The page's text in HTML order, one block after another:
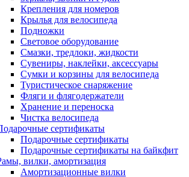
Крепления для номеров
Крылья для велосипеда
Подножки
Световое оборудование
Смазки, тредлоки, жидкости
Сувениры, наклейки, аксессуары
Сумки и корзины для велосипеда
Туристическое снаряжение
Фляги и флягодержатели
Хранение и переноска
Чистка велосипеда
сертификаты
Подарочные сертификаты
Подарочные сертификаты на байкфит
вилки, амортизация
Амортизационные вилки